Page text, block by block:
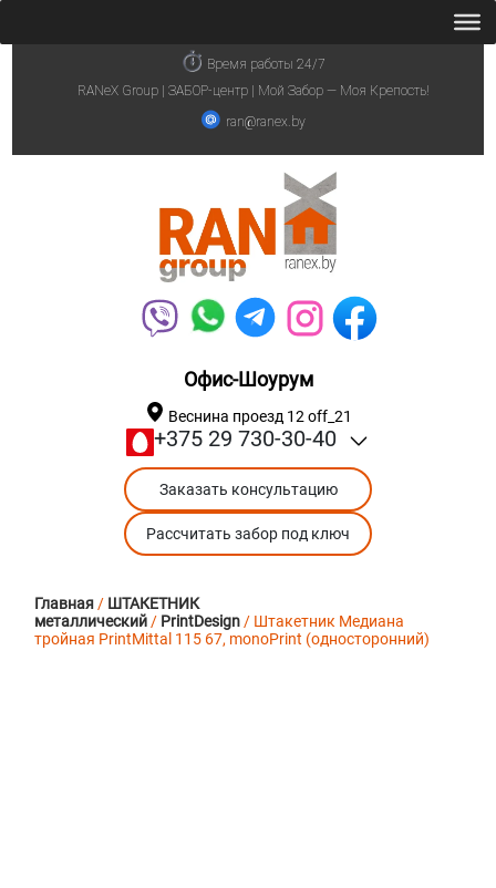
Время работы 24/7
RANeX Group | ЗАБОР-центр | Мой Забор — Моя Крепость!
ran@ranex.by
Офис-Шоурум
Веснина проезд 12 off_21
+375 29 730-30-40
Заказать консультацию
Рассчитать забор под ключ
Главная/ ШТАКЕТНИК
металлический/ PrintDesign/ Штакетник Медиана
тройная PrintMittal 115 67, monoPrint (односторонний)